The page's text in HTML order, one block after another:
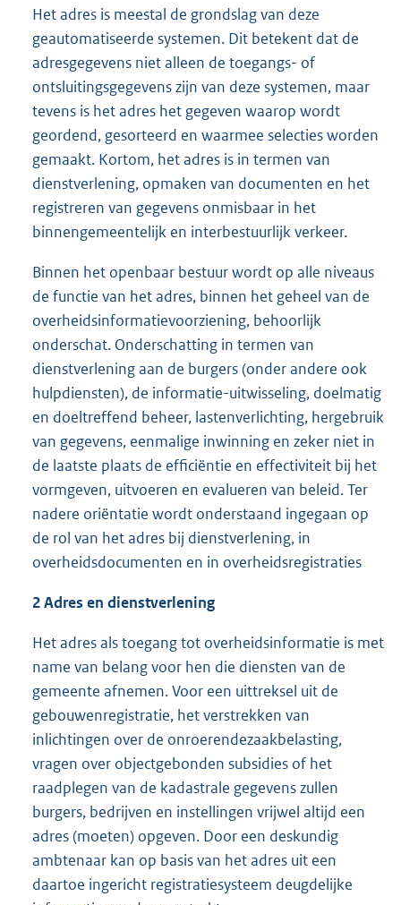
Het adres is meestal de grondslag van deze
geautomatiseerde systemen. Dit betekent dat de
adresgegevens niet alleen de toegangs- of
ontsluitingsgegevens zijn van deze systemen, maar
tevens is het adres het gegeven waarop wordt
geordend, gesorteerd en waarmee selecties worden
gemaakt. Kortom, het adres is in termen van
dienstverlening, opmaken van documenten en het
registreren van gegevens onmisbaar in het
binnengemeentelijk en interbestuurlijk verkeer.
Binnen het openbaar bestuur wordt op alle niveaus
de functie van het adres, binnen het geheel van de
overheidsinformatievoorziening, behoorlijk
onderschat. Onderschatting in termen van
dienstverlening aan de burgers (onder andere ook
hulpdiensten), de informatie-uitwisseling, doelmatig
en doeltreffend beheer, lastenverlichting, hergebruik
van gegevens, eenmalige inwinning en zeker niet in
de laatste plaats de efficiëntie en effectiviteit bij het
vormgeven, uitvoeren en evalueren van beleid. Ter
nadere oriëntatie wordt onderstaand ingegaan op
de rol van het adres bij dienstverlening, in
overheidsdocumenten en in overheidsregistraties
2 Adres en dienstverlening
Het adres als toegang tot overheidsinformatie is met
name van belang voor hen die diensten van de
gemeente afnemen. Voor een uittreksel uit de
gebouwenregistratie, het verstrekken van
inlichtingen over de onroerendezaakbelasting,
vragen over objectgebonden subsidies of het
raadplegen van de kadastrale gegevens zullen
burgers, bedrijven en instellingen vrijwel altijd een
adres (moeten) opgeven. Door een deskundig
ambtenaar kan op basis van het adres uit een
daartoe ingericht registratiesysteem deugdelijke